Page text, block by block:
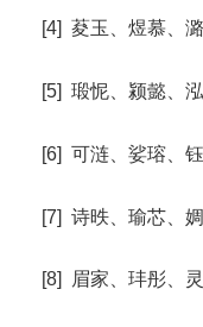
[4] 荾玉、煜慕、
[5] 瑖怩、颍懿、
[6] 可涟、娑瑢、
[7] 诗昳、瑜芯、
[8] 眉家、玤彤、